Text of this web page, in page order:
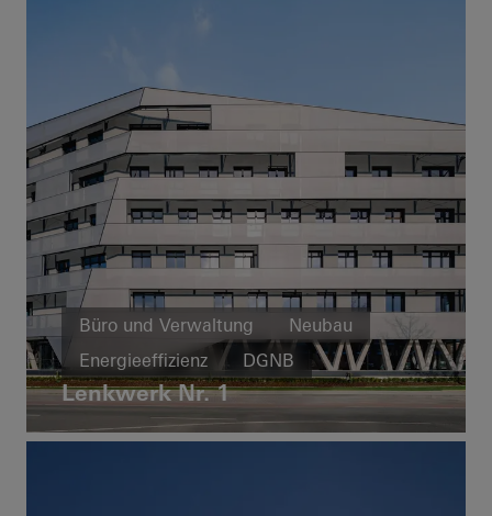
Büro und Verwaltung
Neubau
Energieeffizienz
DGNB
Brandschutz
Rauchschutz
Fenster
Türen
Fassaden
Lenkwerk Nr. 1